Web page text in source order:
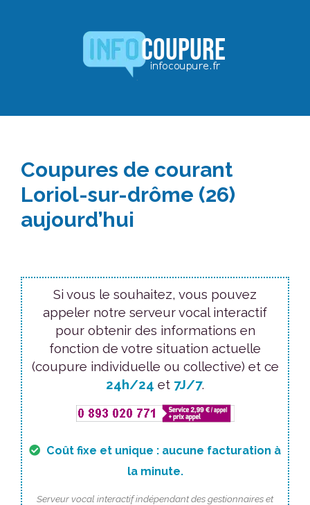
Coupures de courant
Loriol-sur-drôme (26)
aujourd’hui
Si vous le souhaitez, vous pouvez
appeler notre serveur vocal interactif
pour obtenir des informations en
fonction de votre situation actuelle
(coupure individuelle ou collective) et ce
24h/24 et 7J/7.
Coût fixe et unique : aucune facturation à
la minute.
Serveur vocal interactif indépendant des gestionnaires et